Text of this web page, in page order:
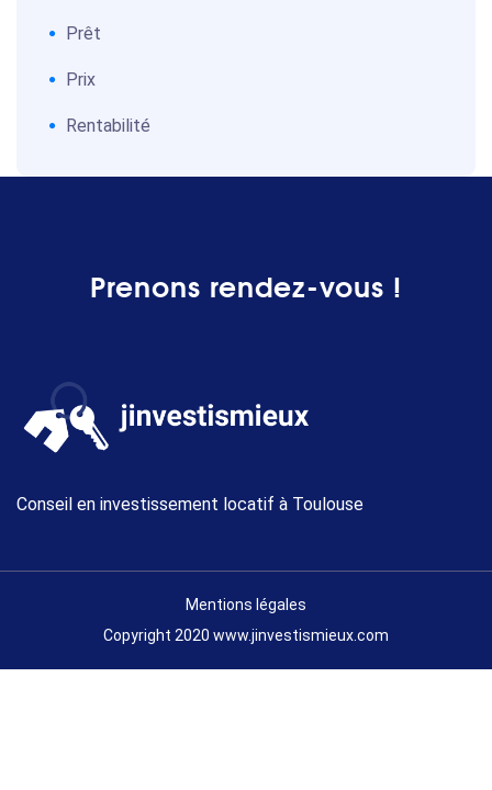
Prêt
Prix
Rentabilité
Prenons rendez-vous !
Conseil en investissement locatif à Toulouse
Mentions légales
Copyright 2020 www.jinvestismieux.com